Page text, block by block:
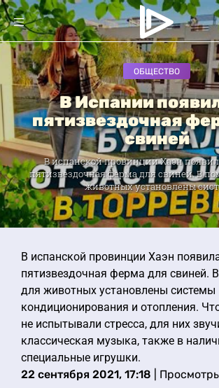
ОБЩЕСТВО
В Испании
пятизвездочная
свиней
В испанской провинции Хаэн
пятизвездочная ферма для свиней. В
животных установлены
В испанской провинции Хаэн
пятизвездочная ферма для свиней.
для животных установлены системы
кондиционирования и отопления.
не испытывали стресса, для них
классическая музыка, также в
специальные игрушки.
22 сентября 2021, 17:18 |